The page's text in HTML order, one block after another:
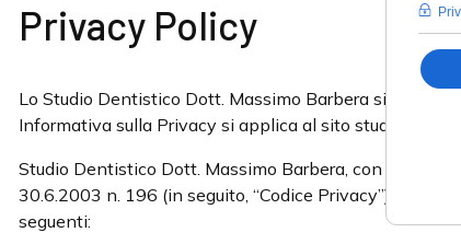
Privacy Policy
Lo Studio Dentistico Dott. Massimo Barbera si
Informativa sulla Privacy si applica al sito
Studio Dentistico Dott. Massimo Barbera, con sede in
30.6.2003 n. 196 (in seguito, “Codice Privacy”) e
seguenti: